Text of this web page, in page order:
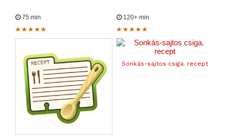
75 min 120+ min
Sonkás-sajtos csiga. recept